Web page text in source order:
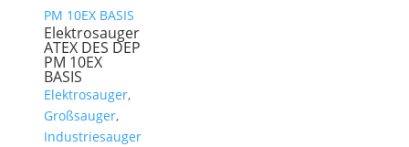
Elektrosauger
ATEX DES DEP
PM 10EX
BASIS
Elektrosauger,
Großsauger,
Industriesauger